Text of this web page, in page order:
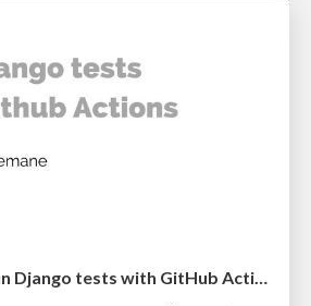
Lightning talk: Run Django tests with GitHub Actions